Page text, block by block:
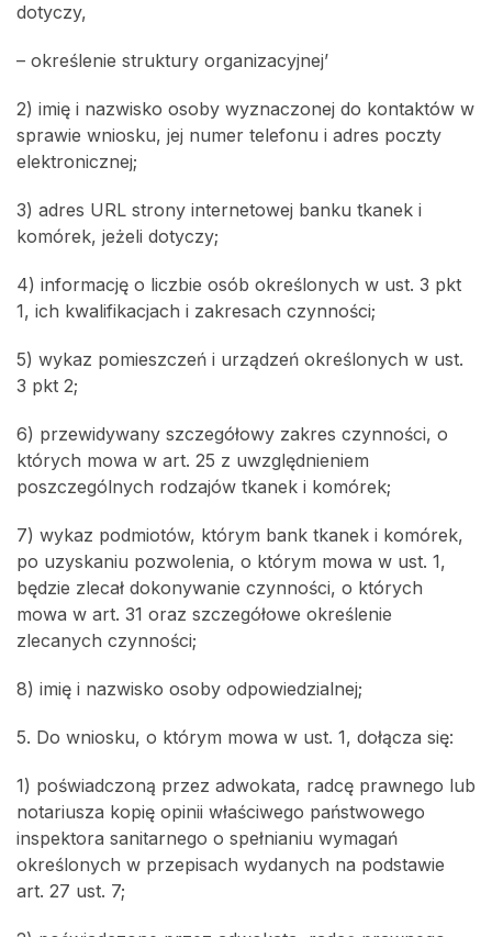
dotyczy,
– określenie struktury organizacyjnej’
2) imię i nazwisko osoby wyznaczonej do kontaktów w
sprawie wniosku, jej numer telefonu i adres poczty
elektronicznej;
3) adres URL strony internetowej banku tkanek i
komórek, jeżeli dotyczy;
4) informację o liczbie osób określonych w ust. 3 pkt
1, ich kwalifikacjach i zakresach czynności;
5) wykaz pomieszczeń i urządzeń określonych w ust.
3 pkt 2;
6) przewidywany szczegółowy zakres czynności, o
których mowa w art. 25 z uwzględnieniem
poszczególnych rodzajów tkanek i komórek;
7) wykaz podmiotów, którym bank tkanek i komórek,
po uzyskaniu pozwolenia, o którym mowa w ust. 1,
będzie zlecał dokonywanie czynności, o których
mowa w art. 31 oraz szczegółowe określenie
zlecanych czynności;
8) imię i nazwisko osoby odpowiedzialnej;
5. Do wniosku, o którym mowa w ust. 1, dołącza się:
1) poświadczoną przez adwokata, radcę prawnego lub
notariusza kopię opinii właściwego państwowego
inspektora sanitarnego o spełnianiu wymagań
określonych w przepisach wydanych na podstawie
art. 27 ust. 7;